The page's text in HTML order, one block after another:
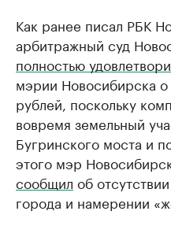
Как ранее писал РБК
арбитражный суд
полностью
мэрии Новосибирска
рублей, поскольку
вовремя земельный
Бугринского моста и
этого мэр
сообщил об
города и намерении